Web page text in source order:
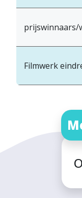
prijswinnaars/
Filmwerk